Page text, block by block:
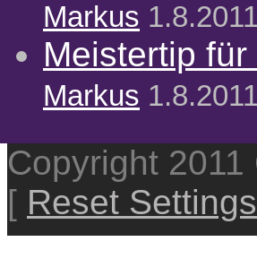
Markus
Meistertip
Markus
Copyright
[ Reset Settings